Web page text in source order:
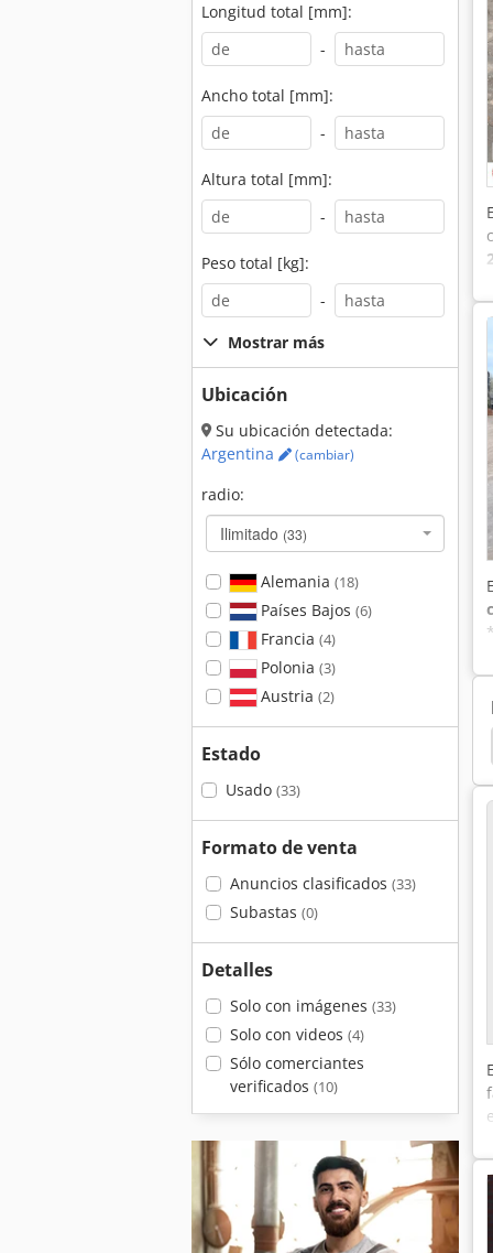
Longitud total [mm]:
-
Ancho total [mm]:
-
Altura total [mm]:
-
Peso total [kg]:
-
Mostrar más
Ubicación
Su ubicación detectada:
Argentina
(cambiar)
radio:
Ilimitado (33)
Alemania (18)
Países Bajos (6)
Francia (4)
Polonia (3)
Austria (2)
Estado
Usado (33)
Formato de venta
Anuncios clasificados (33)
Subastas (0)
Detalles
Solo con imágenes (33)
Solo con videos (4)
Sólo comerciantes
verificados (10)
Hamm 3518